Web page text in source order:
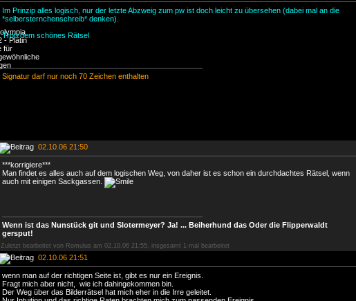
Im Prinzip alles logisch, nur der letzte Abzweig zum pw ist doch leicht zu übersehen (dabei mal an die
*selbersternchenschreib* denken).
Trotzdem schönes Rätsel
Signatur darf nur noch 70 Zeichen enthalten
02.10.06 21:50
***korrigiere***
Man findet es alles auch auf dem logischen Weg, von daher ist es schon ein durchdachtes Rätsel, wenn
auch mit einigen Sackgassen.
Wenn ist das Nunstück git und Slotermeyer? Ja! ... Beiherhund das Oder die Flipperwaldt
gersput!
Zuletzt bearbeitet von Romulus am 02.10.06 21:55, insgesamt 1-mal bearbeitet
02.10.06 21:51
wenn man auf der richtigen Seite ist, gibt es nur ein Ereignis.
Fragt mich aber nicht, wie ich dahingekommen bin.
Der Weg über das Bilderrätsel hat mich eher in die Irre geleitet.